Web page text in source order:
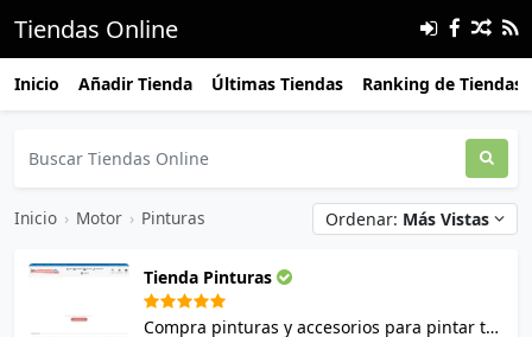
Tiendas Online
Inicio Añadir Tienda Últimas Tiendas Ranking de Tiendas
Inicio › Motor › Pinturas Ordenar: Más Vistas
Tienda Pinturas
Compra pinturas y accesorios para pintar tu